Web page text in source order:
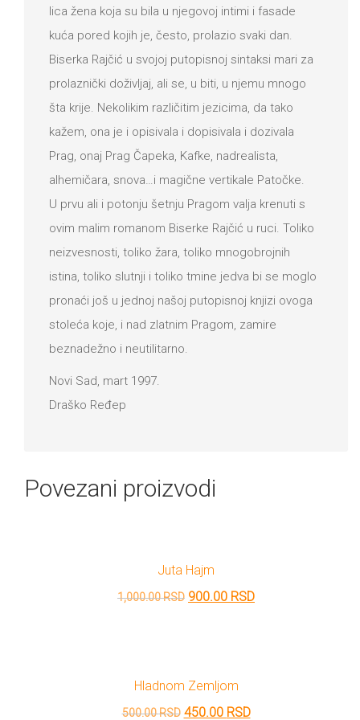
lica žena koja su bila u njegovoj intimi i fasade
kuća pored kojih je, često, prolazio svaki dan.
Biserka Rajčić u svojoj putopisnoj sintaksi mari za
prolaznički doživljaj, ali se, u biti, u njemu mnogo
šta krije. Nekolikim različitim jezicima, da tako
kažem, ona je i opisivala i dopisivala i dozivala
Prag, onaj Prag Čapeka, Kafke, nadrealista,
alhemičara, snova…i magične vertikale Patočke.
U prvu ali i potonju šetnju Pragom valja krenuti s
ovim malim romanom Biserke Rajčić u ruci. Toliko
neizvesnosti, toliko žara, toliko mnogobrojnih
istina, toliko slutnji i toliko tmine jedva bi se moglo
pronaći još u jednoj našoj putopisnoj knjizi ovoga
stoleća koje, i nad zlatnim Pragom, zamire
beznadežno i neutilitarno.
Novi Sad, mart 1997.
Draško Ređep
Povezani proizvodi
Juta Hajm
1,000.00RSD Originalna
1,000.00 RSD.
900.00 RSDTrenutna
Hladnom Zemljom
500.00RSD Originalna
450.00 RSDTrenutna